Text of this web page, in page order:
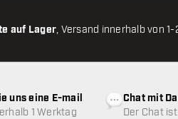
auf Lager, Versand innerhalb von 1-
uns eine E-mail
1 Werktag
Chat mit
Der Chat